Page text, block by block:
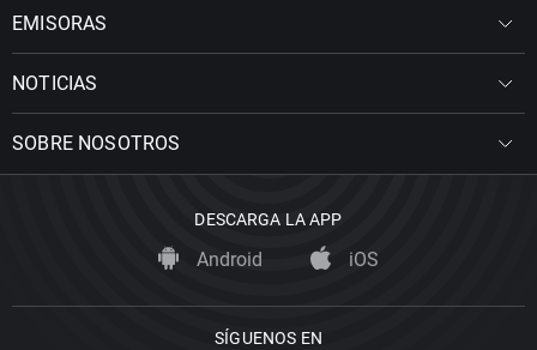
EMISORAS
NOTICIAS
SOBRE NOSOTROS
DESCARGA LA APP
Android iOS
SÍGUENOS EN